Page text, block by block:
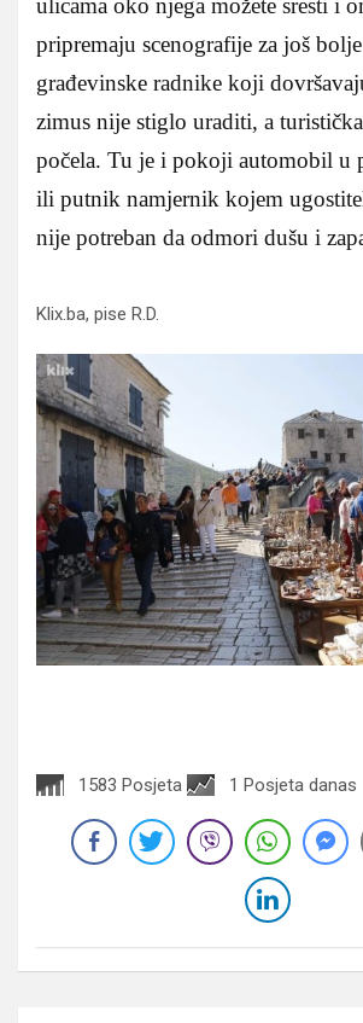
pripremaju scenografije za još
građevinske radnike koji
zimus nije stiglo uraditi, a
počela. Tu je i pokoji automobil u
ili putnik namjernik kojem
nije potreban da odmori dušu i
Klix.ba, pise R.D.
1583 Posjeta 1 Posjeta danas